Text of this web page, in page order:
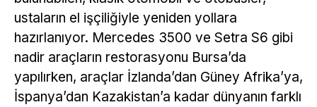
ustaların el işçiliğiyle yeniden yollara
hazırlanıyor. Mercedes 3500 ve Setra S6 gibi
nadir araçların restorasyonu Bursa’da
yapılırken, araçlar İzlanda’dan Güney Afrika’ya,
İspanya’dan Kazakistan’a kadar dünyanın farklı